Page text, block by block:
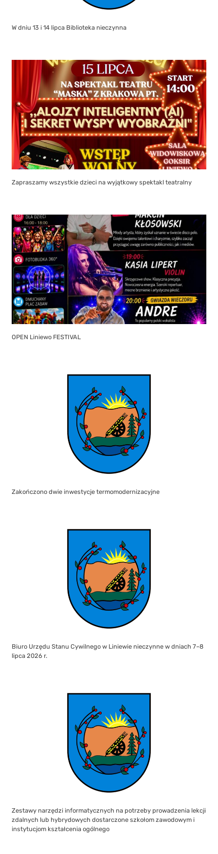
W dniu 13 i 14 lipca Biblioteka nieczynna
Zapraszamy wszystkie dzieci na wyjątkowy spektakl teatralny
OPEN Liniewo FESTIVAL
Zakończono dwie inwestycje termomodernizacyjne
Biuro Urzędu Stanu Cywilnego w Liniewie nieczynne w dniach 7–8
lipca 2026 r.
Zestawy narzędzi informatycznych na potrzeby prowadzenia lekcji
zdalnych lub hybrydowych dostarczone szkołom zawodowym i
instytucjom kształcenia ogólnego